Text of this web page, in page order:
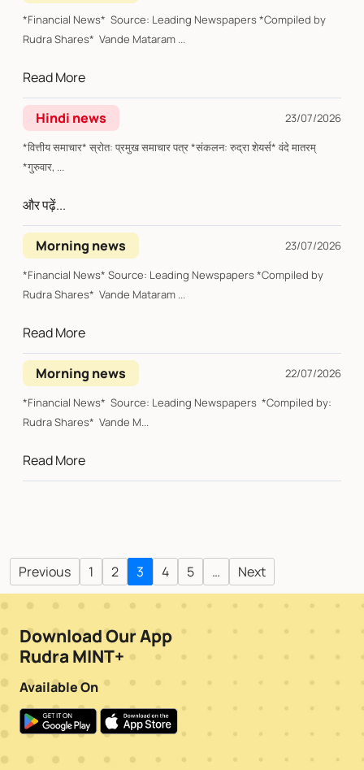
*Financial News* Source: Leading Newspapers *Compiled by
Rudra Shares* Vande Mataram ...
Read More
Hindi news
23/07/2026
*वित्तीय समाचार* स्रोत: प्रमुख समाचार पत्र *संकलन: रुद्रा शेयर्स* वंदे मातरम्
*गुरुवार, ...
और पढ़ें...
Morning news
23/07/2026
*Financial News* Source: Leading Newspapers *Compiled by
Rudra Shares* Vande Mataram ...
Read More
Morning news
22/07/2026
*Financial News* Source: Leading Newspapers *Compiled by:
Rudra Shares* Vande M...
Read More
Previous 1 2 3 4 5 … Next
Download Our App
Rudra MINT+
Available On